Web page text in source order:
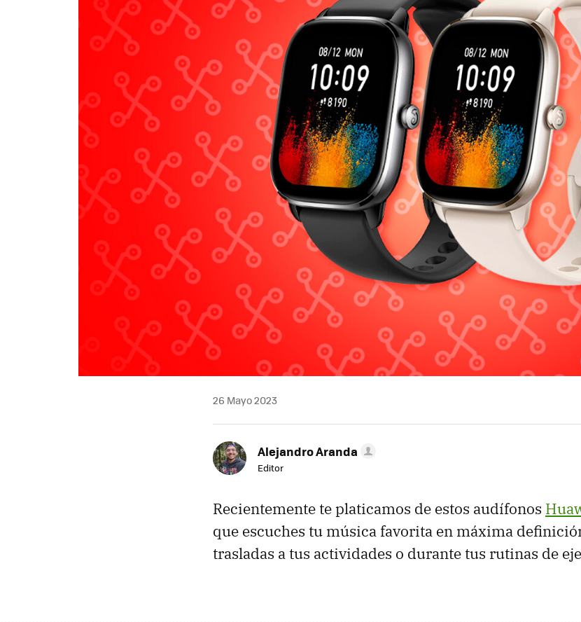
26 Mayo 2023
Alejandro Aranda
Editor
Recientemente te platicamos de estos audífonos
que escuches tu música favorita en máxima
trasladas a tus actividades o durante tus rutinas de